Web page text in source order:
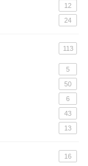
12
24
113
5
50
6
43
13
16